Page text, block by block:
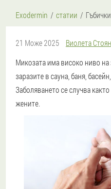
Exodermin статии
21 Може 2025
Виолета
Микозата има високо ниво
заразите в сауна, баня,
Заболяването се случва
жените.